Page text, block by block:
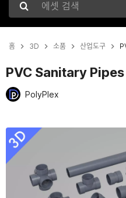
에셋 검색
홈 3D 소품 산업도구
PVC Sanitary Pipes
PolyPlex
현재 슬라이드: 1 / 11